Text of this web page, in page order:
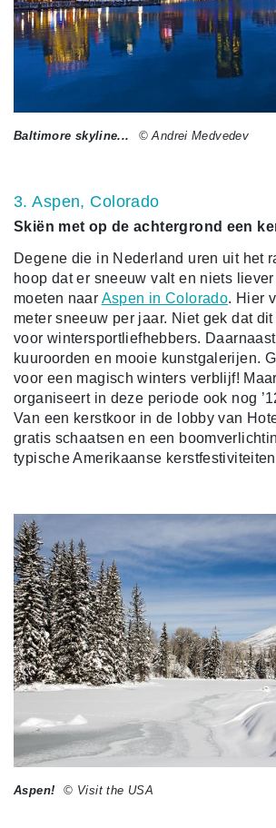
Baltimore skyline... © Andrei Medvedev
3. Aspen, Colorado
Skiën met op de achtergrond een
Degene die in Nederland uren uit het
hoop dat er sneeuw valt en niets
moeten naar Aspen in Colorado. Hier
meter sneeuw per jaar. Niet gek dat
voor wintersportliefhebbers.
kuuroorden en mooie kunstgalerijen.
voor een magisch winters verblijf!
organiseert in deze periode ook nog
Van een kerstkoor in de lobby van
gratis schaatsen en een
typische Amerikaanse
Aspen! © Visit the USA